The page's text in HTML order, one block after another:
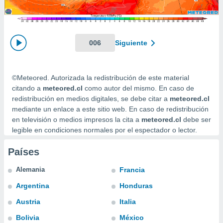
permite
seguir
botón
a la
la
todas
ya sean
nos
y análisis
así como
perfil
y
CONFIGURACIÓN
006 Siguiente
©Meteored. Autorizada la redistribución de este material
citando a meteored.cl como autor del mismo. En caso de
redistribución en medios digitales, se debe citar a meteored.cl
mediante un enlace a este sitio web. En caso de redistribución
en televisión o medios impresos la cita a meteored.cl debe ser
legible en condiciones normales por el espectador o lector.
Países
Alemania
Argentina
Austria
Bolivia
Francia
Honduras
Italia
México